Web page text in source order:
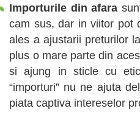
Importurile din afara
cam sus, dar in viitor pot
ales a ajustarii preturilor
plus o mare parte din
si ajung in sticle cu
“importuri” nu ne ajuta
piata captiva intereselor